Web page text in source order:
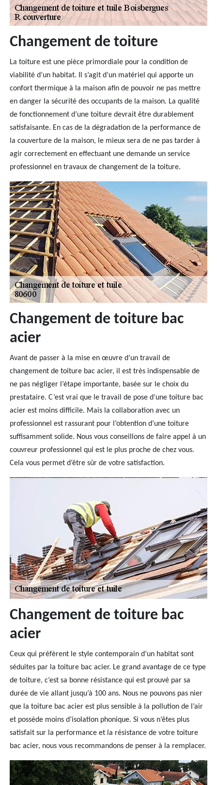
Changement de toiture
La toiture est une pièce primordiale pour la condition de
viabilité d’un habitat. Il s’agit d’un matériel qui apporte un
confort thermique à la maison afin de pouvoir ne pas mettre
en danger la sécurité des occupants de la maison. La qualité
de fonctionnement d’une toiture devrait être durablement
satisfaisante. En cas de la dégradation de la performance de
la couverture de la maison, le mieux sera de ne pas tarder à
agir correctement en effectuant une demande un service
professionnel en travaux de changement de la toiture.
Changement de toiture bac
acier
Avant de passer à la mise en œuvre d’un travail de
changement de toiture bac acier, il est très indispensable de
ne pas négliger l’étape importante, basée sur le choix du
prestataire. C’est vrai que le travail de pose d’une toiture bac
acier est moins difficile. Mais la collaboration avec un
professionnel est rassurant pour l’obtention d’une toiture
suffisamment solide. Nous vous conseillons de faire appel à un
couvreur professionnel qui est le plus proche de chez vous.
Cela vous permet d’être sûr de votre satisfaction.
Changement de toiture bac
acier
Ceux qui préfèrent le style contemporain d’un habitat sont
séduites par la toiture bac acier. Le grand avantage de ce type
de toiture, c’est sa bonne résistance qui est prouvé par sa
durée de vie allant jusqu’à 100 ans. Nous ne pouvons pas nier
que la toiture bac acier est plus sensible à la pollution de l’air
et possède moins d’isolation phonique. Si vous n’êtes plus
satisfait sur la performance et la résistance de votre toiture
bac acier, nous vous recommandons de penser à la remplacer.